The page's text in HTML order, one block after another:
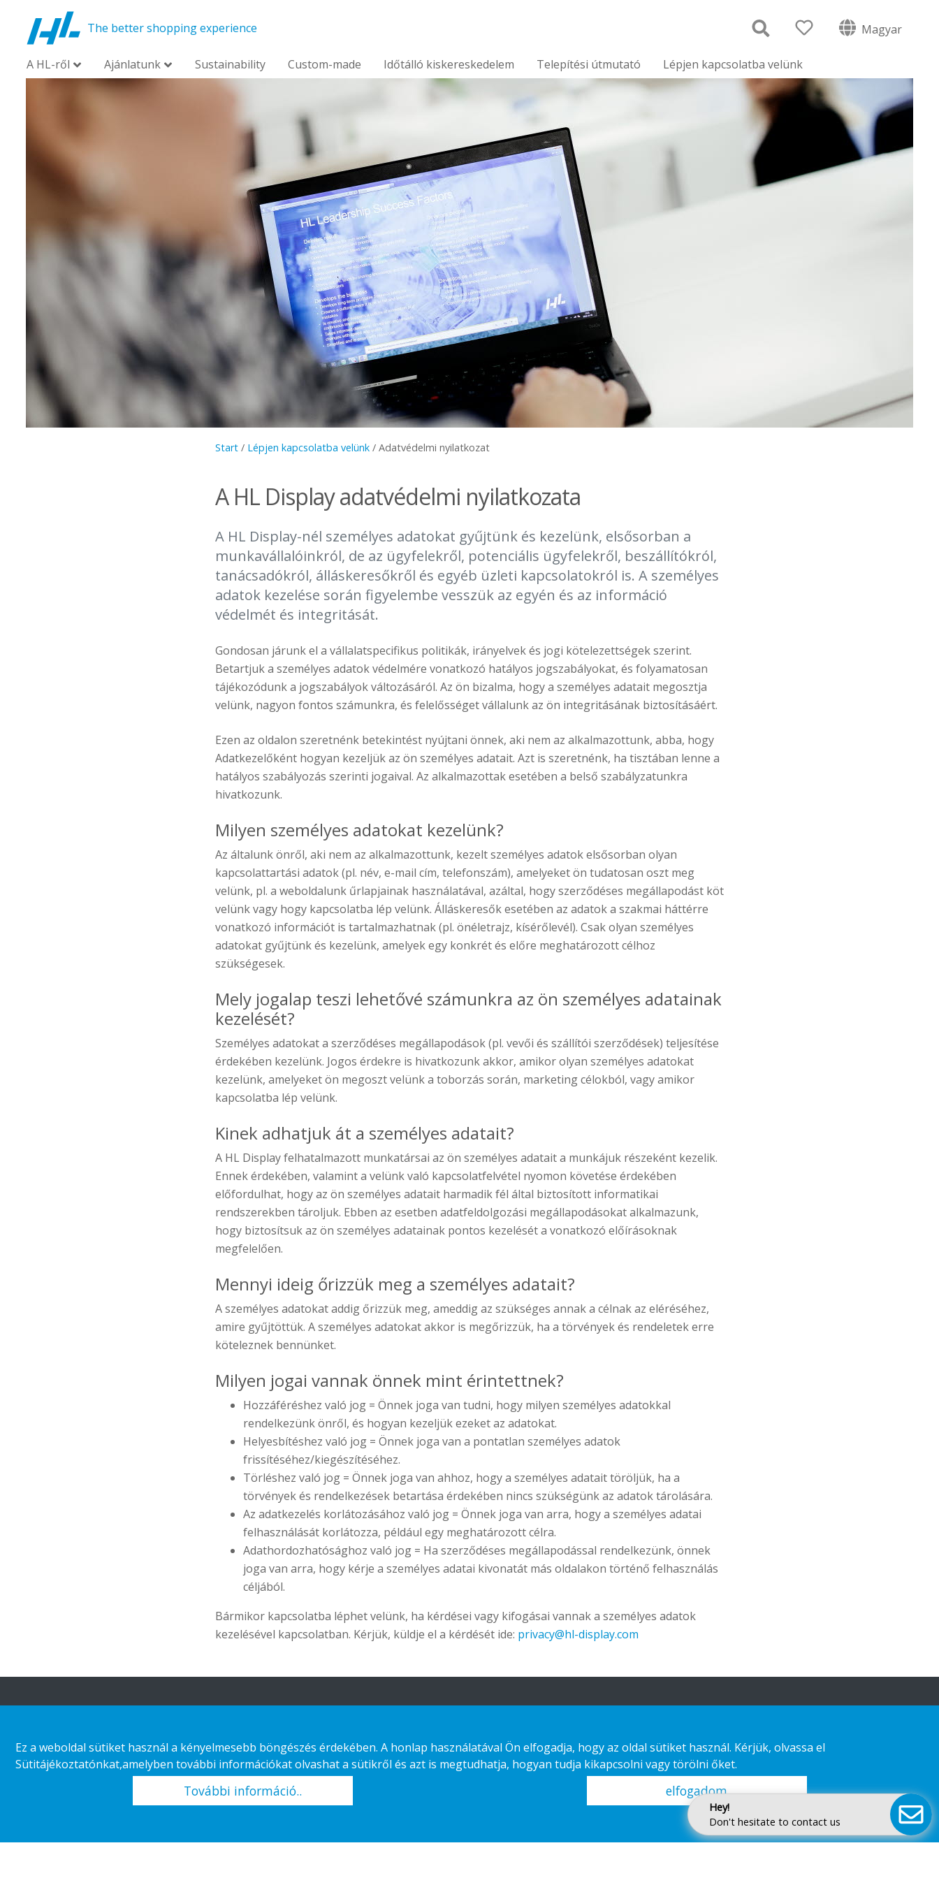
The better shopping experience Magyar
A HL-ről Ajánlatunk Sustainability Custom-made Időtálló kiskereskedelem Telepítési útmutató Lépjen kapcsolatba velünk
Start/ Lépjen kapcsolatba velünk/ Adatvédelmi nyilatkozat
A HL Display adatvédelmi nyilatkozata
A HL Display-nél személyes adatokat gyűjtünk és kezelünk, elsősorban a
munkavállalóinkról, de az ügyfelekről, potenciális ügyfelekről, beszállítókról,
tanácsadókról, álláskeresőkről és egyéb üzleti kapcsolatokról is. A személyes
adatok kezelése során figyelembe vesszük az egyén és az információ
védelmét és integritását.
Gondosan járunk el a vállalatspecifikus politikák, irányelvek és jogi kötelezettségek szerint.
Betartjuk a személyes adatok védelmére vonatkozó hatályos jogszabályokat, és folyamatosan
tájékozódunk a jogszabályok változásáról. Az ön bizalma, hogy a személyes adatait megosztja
velünk, nagyon fontos számunkra, és felelősséget vállalunk az ön integritásának biztosításáért.
Ezen az oldalon szeretnénk betekintést nyújtani önnek, aki nem az alkalmazottunk, abba, hogy
Adatkezelőként hogyan kezeljük az ön személyes adatait. Azt is szeretnénk, ha tisztában lenne a
hatályos szabályozás szerinti jogaival. Az alkalmazottak esetében a belső szabályzatunkra
hivatkozunk.
Milyen személyes adatokat kezelünk?
Az általunk önről, aki nem az alkalmazottunk, kezelt személyes adatok elsősorban olyan
kapcsolattartási adatok (pl. név, e-mail cím, telefonszám), amelyeket ön tudatosan oszt meg
velünk, pl. a weboldalunk űrlapjainak használatával, azáltal, hogy szerződéses megállapodást köt
velünk vagy hogy kapcsolatba lép velünk. Álláskeresők esetében az adatok a szakmai háttérre
vonatkozó információt is tartalmazhatnak (pl. önéletrajz, kísérőlevél). Csak olyan személyes
adatokat gyűjtünk és kezelünk, amelyek egy konkrét és előre meghatározott célhoz
szükségesek.
Mely jogalap teszi lehetővé számunkra az ön személyes adatainak
kezelését?
Személyes adatokat a szerződéses megállapodások (pl. vevői és szállítói szerződések) teljesítése
érdekében kezelünk. Jogos érdekre is hivatkozunk akkor, amikor olyan személyes adatokat
kezelünk, amelyeket ön megoszt velünk a toborzás során, marketing célokból, vagy amikor
kapcsolatba lép velünk.
Kinek adhatjuk át a személyes adatait?
A HL Display felhatalmazott munkatársai az ön személyes adatait a munkájuk részeként kezelik.
Ennek érdekében, valamint a velünk való kapcsolatfelvétel nyomon követése érdekében
előfordulhat, hogy az ön személyes adatait harmadik fél által biztosított informatikai
rendszerekben tároljuk. Ebben az esetben adatfeldolgozási megállapodásokat alkalmazunk,
hogy biztosítsuk az ön személyes adatainak pontos kezelését a vonatkozó előírásoknak
megfelelően.
Mennyi ideig őrizzük meg a személyes adatait?
A személyes adatokat addig őrizzük meg, ameddig az szükséges annak a célnak az eléréséhez,
amire gyűjtöttük. A személyes adatokat akkor is megőrizzük, ha a törvények és rendeletek erre
köteleznek bennünket.
Milyen jogai vannak önnek mint érintettnek?
Hozzáféréshez való jog = Önnek joga van tudni, hogy milyen személyes adatokkal
rendelkezünk önről, és hogyan kezeljük ezeket az adatokat.
Helyesbítéshez való jog = Önnek joga van a pontatlan személyes adatok
frissítéséhez/kiegészítéséhez.
Törléshez való jog = Önnek joga van ahhoz, hogy a személyes adatait töröljük, ha a
törvények és rendelkezések betartása érdekében nincs szükségünk az adatok tárolására.
Az adatkezelés korlátozásához való jog = Önnek joga van arra, hogy a személyes adatai
felhasználását korlátozza, például egy meghatározott célra.
Adathordozhatósághoz való jog = Ha szerződéses megállapodással rendelkezünk, önnek
joga van arra, hogy kérje a személyes adatai kivonatát más oldalakon történő felhasználás
céljából.
Bármikor kapcsolatba léphet velünk, ha kérdései vagy kifogásai vannak a személyes adatok
kezelésével kapcsolatban. Kérjük, küldje el a kérdését ide: privacy@hl-display.com
Hey!
Don't hesitate to contact us
Szervezeti felépítés
Áruház kategória
Ügyfél esetek
Fenntartható
választás
Adatvédelmi nyilatkozat
Ez a weboldal sütiket használ a kényelmesebb böngészés érdekében. A honlap használatával Ön elfogadja, hogy az oldal sütiket használ. Kérjük, olvassa el
Sütitájékoztatónkat,amelyben további információkat olvashat a sütikről és azt is megtudhatja, hogyan tudja kikapcsolni vagy törölni őket.
További információ.. elfogadom